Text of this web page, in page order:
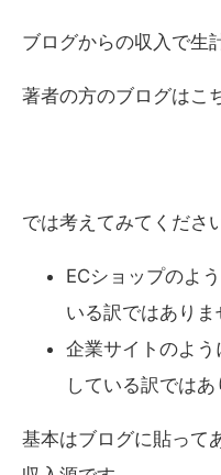
ブログからの収入で生
著者の方のブログはこ
では考えてみてくださ
ECショップのよ
いる訳ではありま
企業サイトのよ
している訳ではあ
基本はブログに貼って